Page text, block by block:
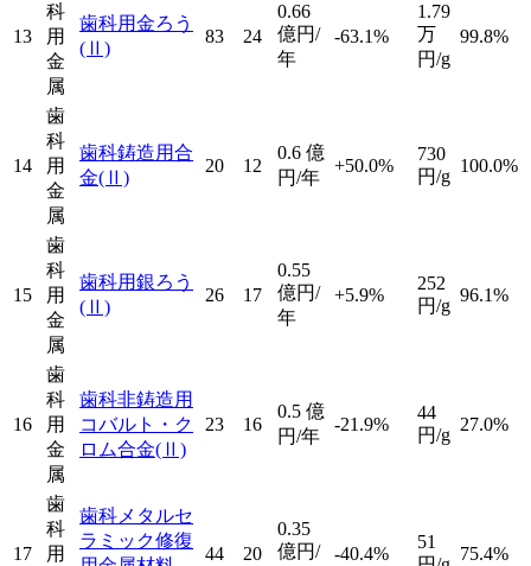
13
科
用
金
属
歯科用金ろう
(Ⅱ)
83 24
0.66
億円/
年
-63.1%
1.79
万
円/g
99.8%
14
歯
科
用
金
属
歯科鋳造用合
金(Ⅱ)
20 12
0.6 億
円/年
+50.0%
730
円/g
100.0%
15
歯
科
用
金
属
歯科用銀ろう
(Ⅱ)
26 17
0.55
億円/
年
+5.9%
252
円/g
96.1%
16
歯
科
用
金
属
歯科非鋳造用
コバルト・ク
ロム合金(Ⅱ)
23 16
0.5 億
円/年
-21.9%
44
円/g
27.0%
17
歯
科
用
歯科メタルセ
ラミック修復
44 20
0.35
億円/
-40.4%
51
75.4%